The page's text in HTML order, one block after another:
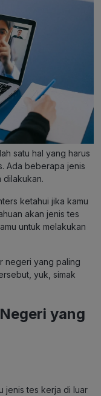
satu hal yang harus
Ada beberapa jenis
dilakukan.
ketahui jika kamu
akan jenis tes
untuk melakukan
negeri yang paling
yuk, simak
yang
jenis tes kerja di luar